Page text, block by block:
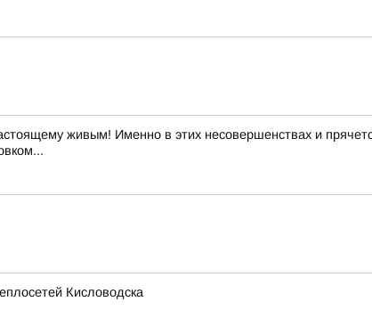
живым! Именно в этих несовершенствах и
Кисловодска